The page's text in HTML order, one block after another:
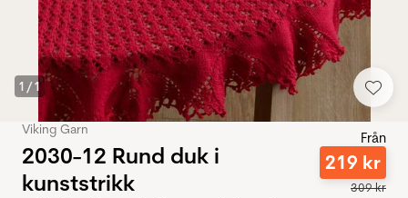
1 /1
Viking Garn
2030-12 Rund duk i
kunststrikk
Från
219 kr
309kr